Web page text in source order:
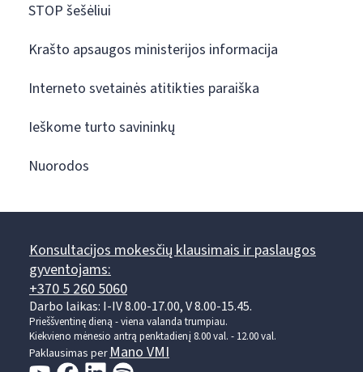
STOP šešėliui
Krašto apsaugos ministerijos informacija
Interneto svetainės atitikties paraiška
Ieškome turto savininkų
Nuorodos
Konsultacijos mokesčių klausimais ir paslaugos
gyventojams:
+370 5 260 5060
Darbo laikas: I-IV 8.00-17.00, V 8.00-15.45.
Prieššventinę dieną - viena valanda trumpiau.
Kiekvieno mėnesio antrą penktadienį 8.00 val. - 12.00 val.
Paklausimas perMano VMI